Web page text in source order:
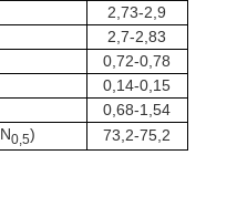
2,73-2,9
2,7-2,83
0,72-0,78
0,14-0,15
0,68-1,54
N0,5) 73,2-75,2